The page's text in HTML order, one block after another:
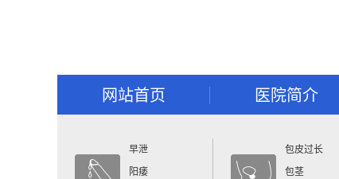
网站首页 医院简介
早泄
阳痿
包皮过长
包茎